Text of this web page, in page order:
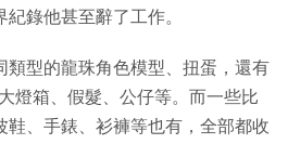
錄他甚至辭了工作。
類型的龍珠角色模型、扭蛋，還有
燈箱、假髮、公仔等。而一些比
鞋、手錶、衫褲等也有，全部都收